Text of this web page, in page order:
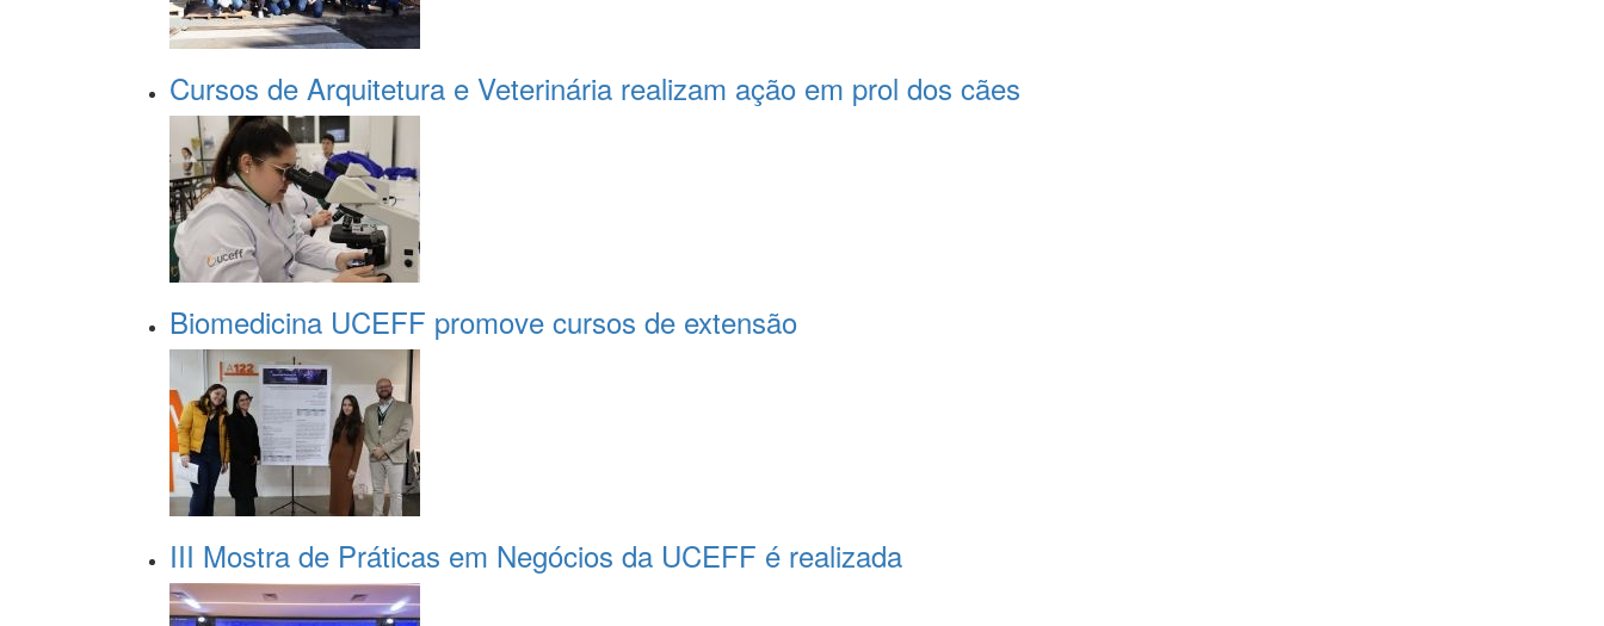
Cursos de Arquitetura e Veterinária realizam ação em prol dos cães
Biomedicina UCEFF promove cursos de extensão
III Mostra de Práticas em Negócios da UCEFF é realizada